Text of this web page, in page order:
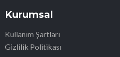
Kurumsal
Kullanım Şartları
Gizlilik Politikası